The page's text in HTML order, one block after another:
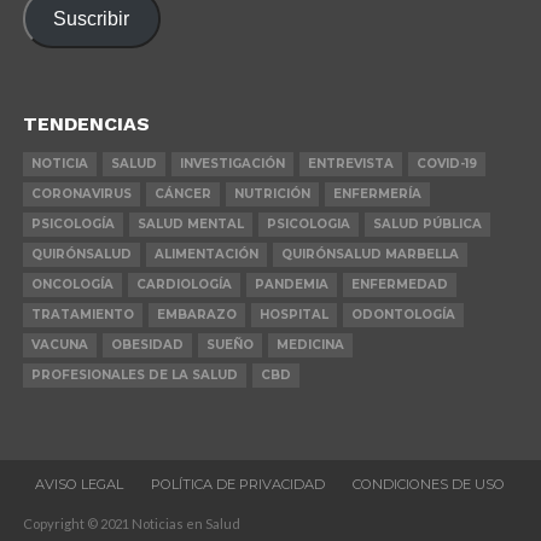
electrónico
Suscribir
TENDENCIAS
NOTICIA SALUD INVESTIGACIÓN ENTREVISTA
COVID-19
CORONAVIRUS
CÁNCER NUTRICIÓN
ENFERMERÍA
PSICOLOGÍA
SALUD MENTAL PSICOLOGIA
SALUD PÚBLICA
QUIRÓNSALUD
ALIMENTACIÓN
QUIRÓNSALUD MARBELLA
ONCOLOGÍA
CARDIOLOGÍA PANDEMIA
ENFERMEDAD
TRATAMIENTO
EMBARAZO HOSPITAL
ODONTOLOGÍA
VACUNA
OBESIDAD SUEÑO
MEDICINA
PROFESIONALES DE LA SALUD
CBD
AVISO LEGAL POLÍTICA DE PRIVACIDAD CONDICIONES DE USO
Copyright © 2021 Noticias en Salud